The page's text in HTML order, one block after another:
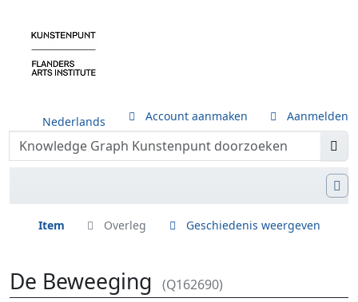
Nederlands Account aanmaken Aanmelden
Item Overleg Geschiedenis weergeven
De Beweeging (Q162690)